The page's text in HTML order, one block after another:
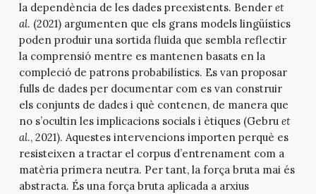
la dependència de les dades preexistents. Bender et
al. (2021) argumenten que els grans models lingüístics
poden produir una sortida fluida que sembla reflectir
la comprensió mentre es mantenen basats en la
compleció de patrons probabilístics. Es van proposar
fulls de dades per documentar com es van construir
els conjunts de dades i què contenen, de manera que
no s’ocultin les implicacions socials i ètiques (Gebru et
al., 2021). Aquestes intervencions importen perquè es
resisteixen a tractar el corpus d’entrenament com a
matèria primera neutra. Per tant, la força bruta mai és
abstracta. És una força bruta aplicada a arxius